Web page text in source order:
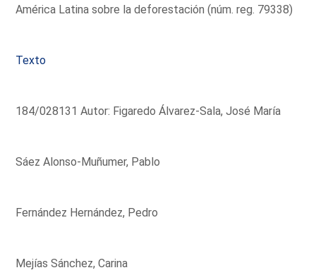
América Latina sobre la deforestación (núm. reg. 79338)
Texto
184/028131 Autor: Figaredo Álvarez-Sala, José María
Sáez Alonso-Muñumer, Pablo
Fernández Hernández, Pedro
Mejías Sánchez, Carina